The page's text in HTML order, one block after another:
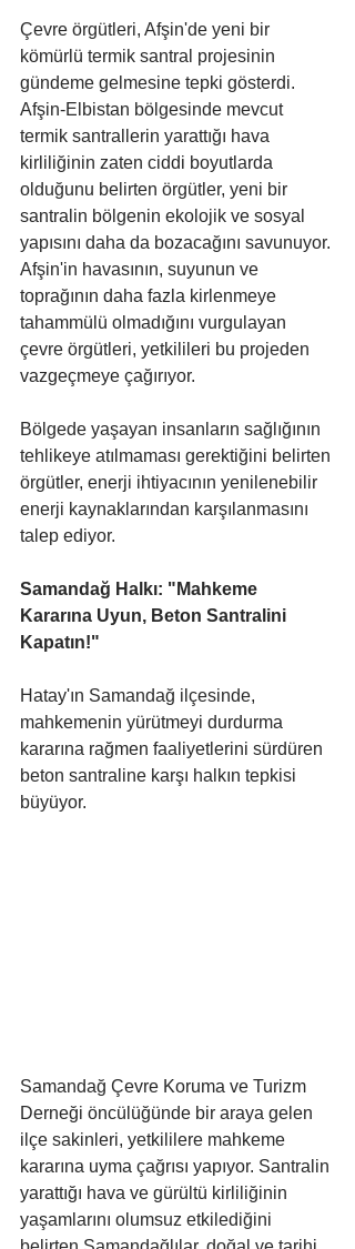
Çevre örgütleri, Afşin'de yeni bir
kömürlü termik santral projesinin
gündeme gelmesine tepki gösterdi.
Afşin-Elbistan bölgesinde mevcut
termik santrallerin yarattığı hava
kirliliğinin zaten ciddi boyutlarda
olduğunu belirten örgütler, yeni bir
santralin bölgenin ekolojik ve sosyal
yapısını daha da bozacağını savunuyor.
Afşin'in havasının, suyunun ve
toprağının daha fazla kirlenmeye
tahammülü olmadığını vurgulayan
çevre örgütleri, yetkilileri bu projeden
vazgeçmeye çağırıyor.
Bölgede yaşayan insanların sağlığının
tehlikeye atılmaması gerektiğini belirten
örgütler, enerji ihtiyacının yenilenebilir
enerji kaynaklarından karşılanmasını
talep ediyor.
Samandağ Halkı: "Mahkeme
Kararına Uyun, Beton Santralini
Kapatın!"
Hatay'ın Samandağ ilçesinde,
mahkemenin yürütmeyi durdurma
kararına rağmen faaliyetlerini sürdüren
beton santraline karşı halkın tepkisi
büyüyor.
Samandağ Çevre Koruma ve Turizm
Derneği öncülüğünde bir araya gelen
ilçe sakinleri, yetkililere mahkeme
kararına uyma çağrısı yapıyor. Santralin
yarattığı hava ve gürültü kirliliğinin
yaşamlarını olumsuz etkilediğini